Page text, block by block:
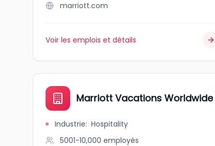
marriott.com
Voir les emplois et détails
Marriott Vacations Worldwide
Industrie: Hospitality
5001-10,000 employés